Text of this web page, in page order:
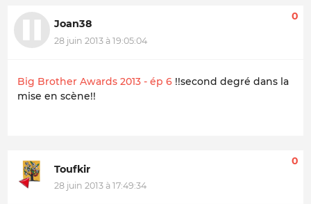
Joan38
28 juin 2013 à 19:05:04
0
Big Brother Awards 2013 - ép 6 !!second degré dans la
mise en scène!!
Toufkir
28 juin 2013 à 17:49:34
0